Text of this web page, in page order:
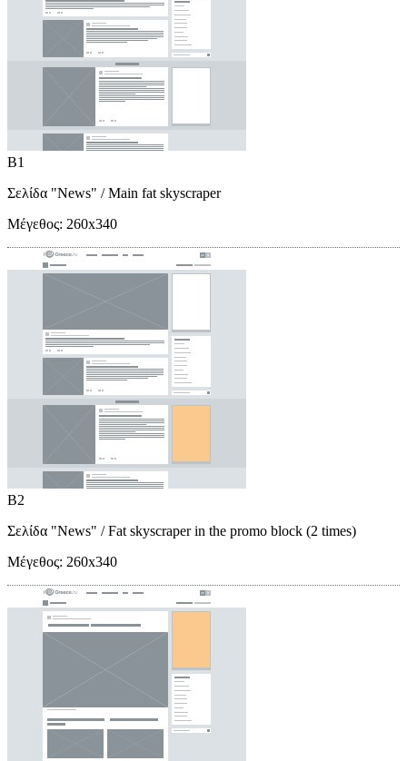
B1
Σελίδα "News" / Main fat skyscraper
Μέγεθος: 260x340
B2
Σελίδα "News" / Fat skyscraper in the promo block (2 times)
Μέγεθος: 260x340